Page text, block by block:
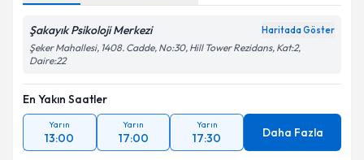
Şakayık Psikoloji Merkezi Haritada Göster
Şeker Mahallesi, 1408. Cadde, No:30, Hill Tower Rezidans, Kat:2,
Daire:22
En Yakın Saatler
Yarın
13:00
Yarın
17:00
Yarın
17:30 Daha Fazla